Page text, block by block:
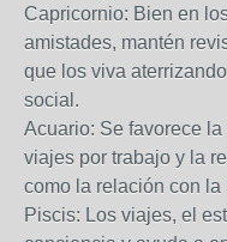
Capricornio: Bien en
amistades, mantén
que los viva
social.
Acuario: Se favorece
viajes por trabajo y la
como la relación con la
Piscis: Los viajes, el